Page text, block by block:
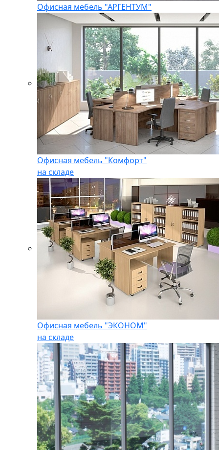
Офисная мебель "АРГЕНТУМ"
Офисная мебель "Комфорт"
на складе
Офисная мебель "ЭКОНОМ"
на складе